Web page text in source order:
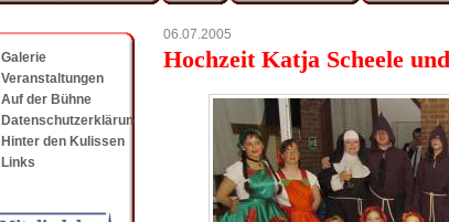
06.07.2005
Hochzeit Katja Scheele
Galerie
Veranstaltungen
Auf der Bühne
Datenschutzerklärung
Hinter den Kulissen
Links